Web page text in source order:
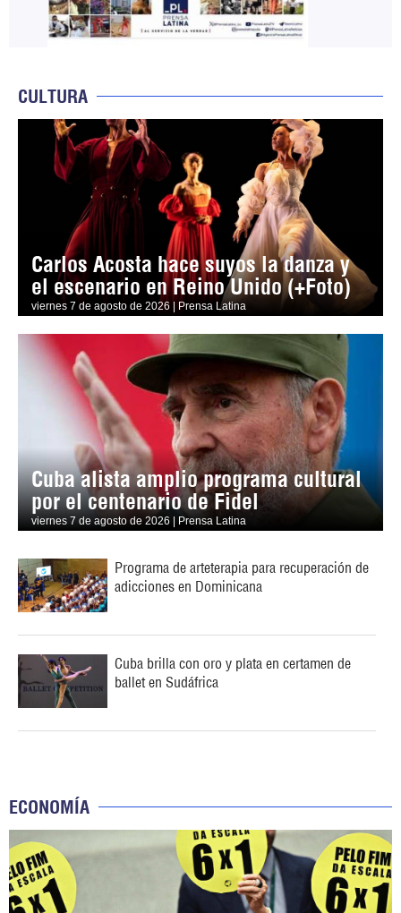
CULTURA
Carlos Acosta hace suyos la danza y
el escenario en Reino Unido (+Foto)
viernes 7 de agosto de 2026 | Prensa Latina
Cuba alista amplio programa cultural
por el centenario de Fidel
viernes 7 de agosto de 2026 | Prensa Latina
Programa de arteterapia para recuperación de
adicciones en Dominicana
Cuba brilla con oro y plata en certamen de
ballet en Sudáfrica
ECONOMÍA